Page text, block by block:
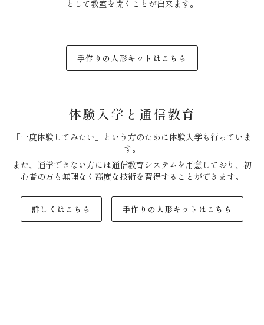
として教室を開くことが出来ます。
手作りの人形キットはこちら
体験入学と通信教育
「一度体験してみたい」という方のために体験入学も行っていま
す。
また、通学できない方には通信教育システムを用意しており、初
心者の方も無理なく高度な技術を習得することができます。
詳しくはこちら 手作りの人形キットはこちら